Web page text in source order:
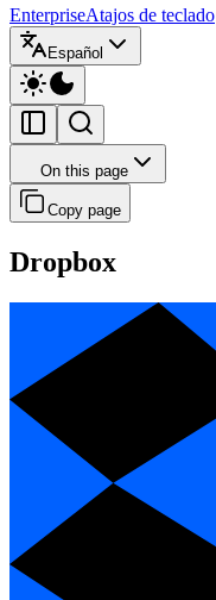
EnterpriseAtajos de teclado
Español
On this page
Copy page
Dropbox